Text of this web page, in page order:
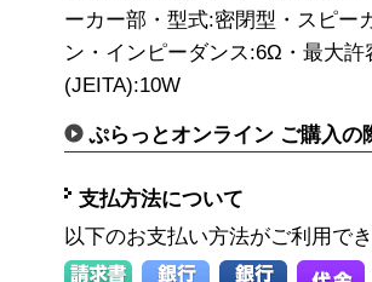
ーカー部・型式:密閉型・スピー
ン・インピーダンス:6Ω・最大
(JEITA):10W
ぷらっとオンライン ご購入の
支払方法について
以下のお支払い方法がご利用で